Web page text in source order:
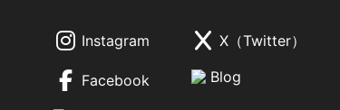
Instagram X（Twitter）
Facebook Blog